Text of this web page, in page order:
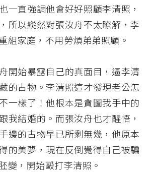
一直強調他會好好照顧李清照，
所以縱然對張汝舟不太瞭解，李
組家庭，不用勞煩弟弟照顧。
開始暴露自己的真面目，逼李清
的古物。李清照這才發現老公怎
一樣了！他根本是貪圖我手中的
我結婚的。而張汝舟也才醒悟，
邊的古物早已所剩無幾，他原本
的美夢，現在反倒覺得自己被騙
變，開始毆打李清照。